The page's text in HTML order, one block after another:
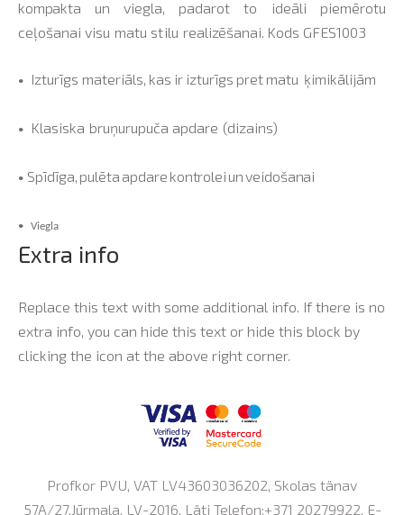
Extra info
Replace this text with some additional info. If there is no
extra info, you can hide this text or hide this block by
clicking the icon at the above right corner.
kompakta
un viegla, padarot to ideāli
piemērotu
ceļošanai visu matu stilu realizēšanai. Kods GFES1003
• Izturīgs materiāls, kas ir izturīgs pret matu ķimikālijām
• Klasiska bruņurupuča apdare (dizains)
• Spīdīga, pulēta apdare kontrolei unveidošanai
• Viegla
Profkor PVU, VAT LV43603036202, Skolas tänav
57A/27,Jūrmala, LV-2016, Läti Telefon:+371 20279922, E-